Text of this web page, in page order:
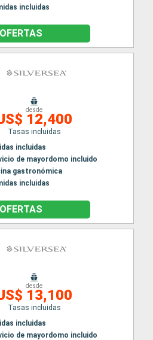
incluidas
desde
12,400
Tasas incluidas
incluidas
de mayordomo incluido
gastronómica
incluidas
desde
13,100
Tasas incluidas
incluidas
de mayordomo incluido